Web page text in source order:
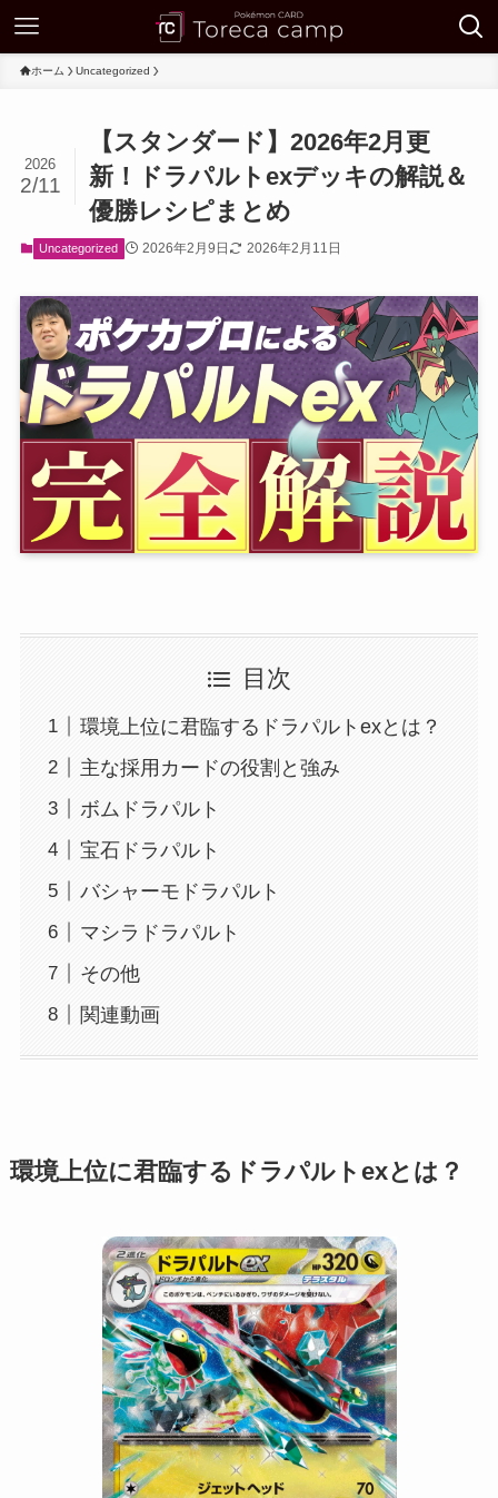
ホーム Uncategorized
【スタンダード】2026年2月更
新！ドラパルトexデッキの解説＆
優勝レシピまとめ
2026
2/11
Uncategorized 2026年2月9日 2026年2月11日
目次
環境上位に君臨するドラパルトexとは？
主な採用カードの役割と強み
ボムドラパルト
宝石ドラパルト
バシャーモドラパルト
マシラドラパルト
その他
関連動画
環境上位に君臨するドラパルトexとは？